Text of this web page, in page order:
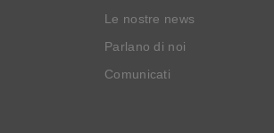
Le nostre news
Parlano di noi
Comunicati